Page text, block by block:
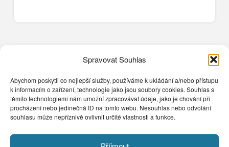
Spravovat Souhlas
Abychom poskytli co nejlepší služby, používáme k ukládání a/nebo přístupu
k informacím o zařízení, technologie jako jsou soubory cookies. Souhlas s
těmito technologiemi nám umožní zpracovávat údaje, jako je chování při
procházení nebo jedinečná ID na tomto webu. Nesouhlas nebo odvolání
souhlasu může nepříznivě ovlivnit určité vlastnosti a funkce.
Kontakt
+420 602 859 822